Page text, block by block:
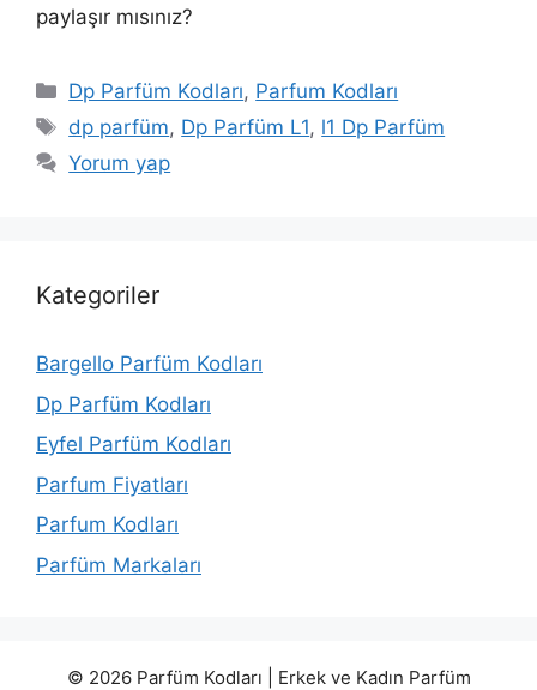
paylaşır mısınız?
Kategoriler
Dp Parfüm Kodları, Parfum Kodları
Etiketler
dp parfüm, Dp Parfüm L1, l1 Dp Parfüm
Yorum yap
Kategoriler
Bargello Parfüm Kodları
Dp Parfüm Kodları
Eyfel Parfüm Kodları
Parfum Fiyatları
Parfum Kodları
Parfüm Markaları
© 2026 Parfüm Kodları | Erkek ve Kadın Parfüm